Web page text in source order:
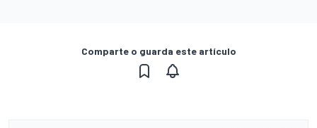
Comparte o guarda este artículo